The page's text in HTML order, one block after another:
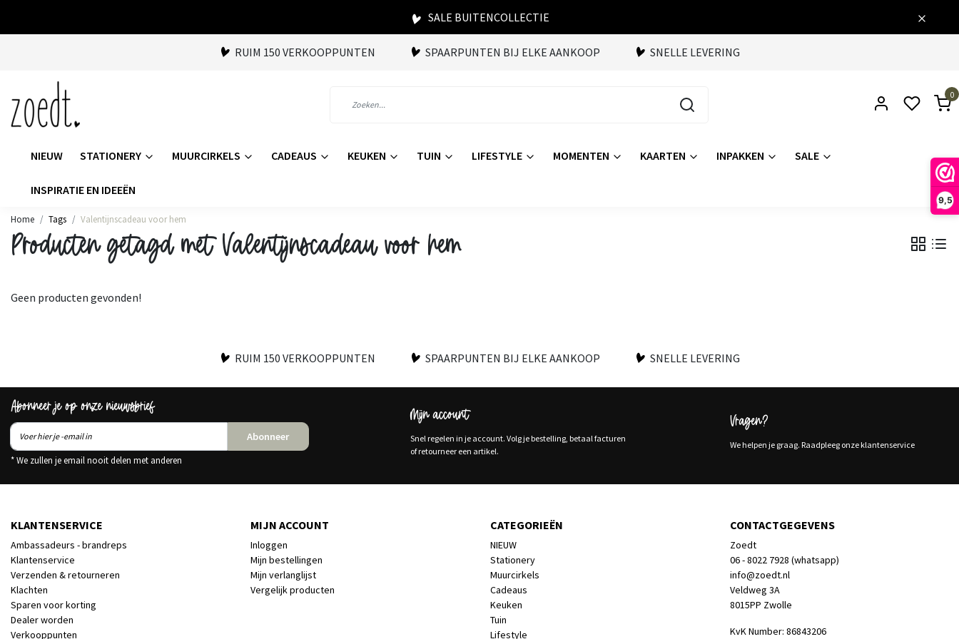
9,5
SALE BUITENCOLLECTIE
RUIM 150 VERKOOPPUNTEN SPAARPUNTEN BIJ ELKE AANKOOP SNELLE LEVERING
0
NIEUW STATIONERY MUURCIRKELS CADEAUS KEUKEN TUIN LIFESTYLE MOMENTEN KAARTEN INPAKKEN SALE
INSPIRATIE EN IDEEËN
Home Tags Valentijnscadeau voor hem
Producten getagd met Valentijnscadeau voor hem
Geen producten gevonden!
RUIM 150 VERKOOPPUNTEN SPAARPUNTEN BIJ ELKE AANKOOP SNELLE LEVERING
Abonneer je op onze nieuwsbrief
Abonneer
* We zullen je email nooit delen met anderen
Mijn account
Snel regelen in je account. Volg je bestelling, betaal facturen
of retourneer een artikel.
Vragen?
We helpen je graag. Raadpleeg onze klantenservice
KLANTENSERVICE
Ambassadeurs - brandreps
Klantenservice
Verzenden & retourneren
Klachten
Sparen voor korting
Dealer worden
Verkooppunten
MIJN ACCOUNT
Inloggen
Mijn bestellingen
Mijn verlanglijst
Vergelijk producten
CATEGORIEËN
NIEUW
Stationery
Muurcirkels
Cadeaus
Keuken
Tuin
Lifestyle
CONTACTGEGEVENS
Zoedt
06 - 8022 7928 (whatsapp)
info@zoedt.nl
Veldweg 3A
8015PP Zwolle
KvK Number: 86843206